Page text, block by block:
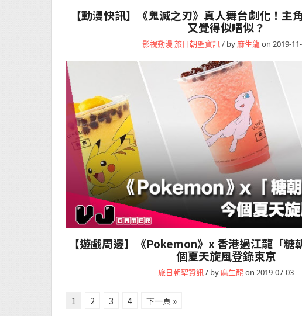
【動漫快訊】《鬼滅之刃》真人舞台劇化！主
又覺得似唔似？
影視動漫 旅日朝聖資訊 / by 麻生龍on 2019-
【遊戲周邊】《Pokemon》x 香港過江龍「糖
個夏天旋風登錄東京
旅日朝聖資訊/ by麻生龍on 2019-07-03
1 2 3 4 下一頁 »